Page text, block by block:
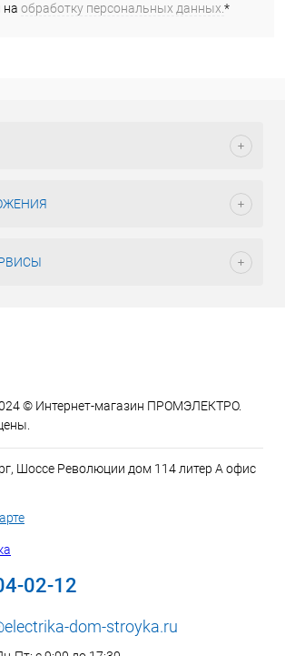
на обработку персональных данных.*
© Интернет-магазин ПРОМЭЛЕКТРО.
Шоссе Революции дом 114 литер А офис
02-12
dom-stroyka.ru